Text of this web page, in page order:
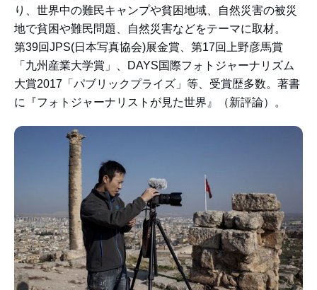
り、世界中の難民キャンプや貧困地域、自然災害の被災
地で貧困や難民問題、自然災害などをテーマに取材。
第39回JPS(日本写真協会)展金賞、第17回上野彦馬賞
「九州産業大学賞」、DAYS国際フォトジャーナリズム
大賞2017「パブリックプライズ」等、受賞歴多数。著書
に『フォトジャーナリストが見た世界』（新評論）。